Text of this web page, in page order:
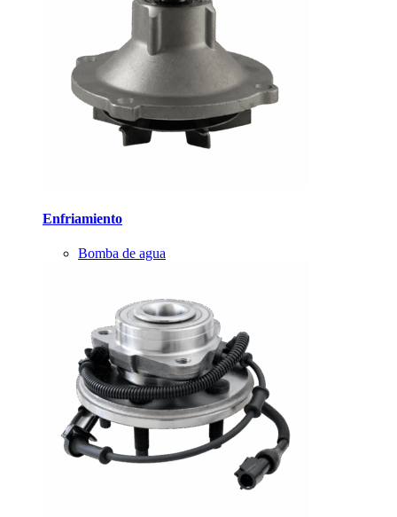
Enfriamiento
Bomba de agua